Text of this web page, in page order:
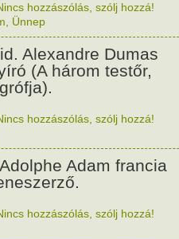
hozzászólás, szólj hozzá!
Ünnep
Alexandre Dumas
(A három testőr,
hozzászólás, szólj hozzá!
Adam francia
hozzászólás, szólj hozzá!